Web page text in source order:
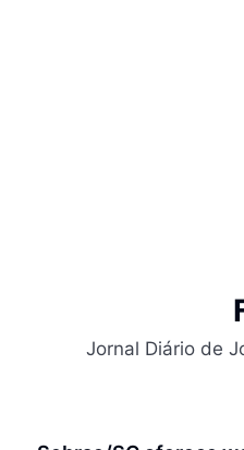
Jornal Diário de